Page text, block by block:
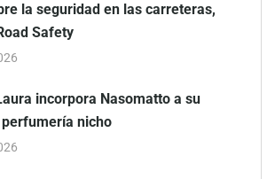
la seguridad en las carreteras,
Safety
incorpora Nasomatto a su
nicho